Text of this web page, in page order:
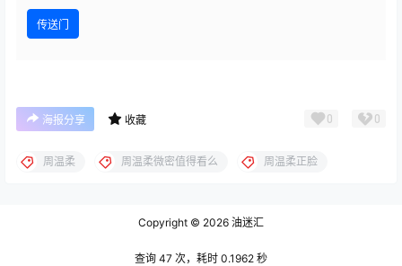
传送门
海报分享 收藏 0 0
周温柔 周温柔微密值得看么 周温柔正脸
Copyright © 2026 油迷汇
查询 47 次，耗时 0.1962 秒